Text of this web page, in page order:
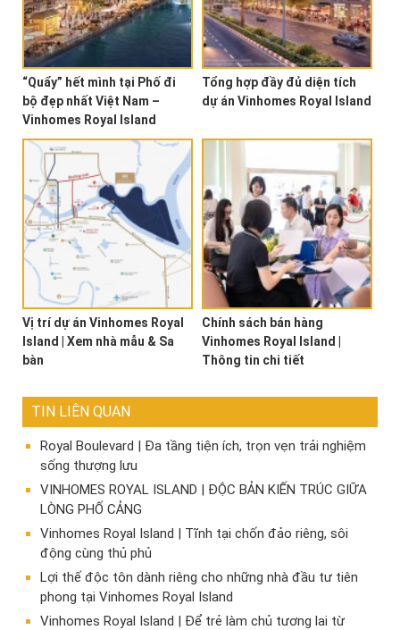
“Quẩy” hết mình tại Phố đi
bộ đẹp nhất Việt Nam –
Vinhomes Royal Island
Tổng hợp đầy đủ diện tích
dự án Vinhomes Royal Island
Vị trí dự án Vinhomes Royal
Island | Xem nhà mẫu & Sa
bàn
Chính sách bán hàng
Vinhomes Royal Island |
Thông tin chi tiết
TIN LIÊN QUAN
Royal Boulevard | Đa tầng tiện ích, trọn vẹn trải nghiệm
sống thượng lưu
VINHOMES ROYAL ISLAND | ĐỘC BẢN KIẾN TRÚC GIỮA
LÒNG PHỐ CẢNG
Vinhomes Royal Island | Tĩnh tại chốn đảo riêng, sôi
động cùng thủ phủ
Lợi thế độc tôn dành riêng cho những nhà đầu tư tiên
phong tại Vinhomes Royal Island
Vinhomes Royal Island | Để trẻ làm chủ tương lai từ